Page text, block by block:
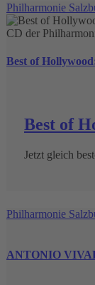
Philharmonie
Best of
Best of
Jetzt gleich
Philharmonie
ANTONIO